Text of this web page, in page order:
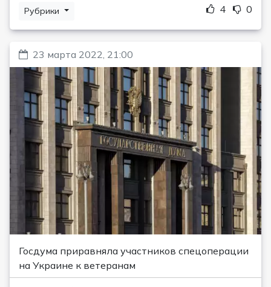
Рубрики 4 0
23 марта 2022, 21:00
Госдума приравняла участников спецоперации
на Украине к ветеранам